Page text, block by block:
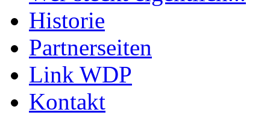
Historie
Partnerseiten
Link WDP
Kontakt